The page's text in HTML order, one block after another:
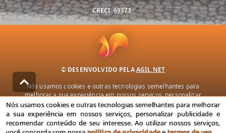
CRECI 69373
© DESENVOLVIDO PELAAGIL.NET
Nós usamos cookies e outras tecnologias semelhantes para
melhorar a sua experiência em nossos serviços, personalizar
publicidade e recomendar conteúdo de seu interesse. Ao utilizar
nossos serviços, você concorda com nossa política de privacidade e
termos de uso.
Nós usamos cookies e outras tecnologias semelhantes para melhorar
a sua experiência em nossos serviços, personalizar publicidade e
recomendar conteúdo de seu interesse. Ao utilizar nossos serviços,